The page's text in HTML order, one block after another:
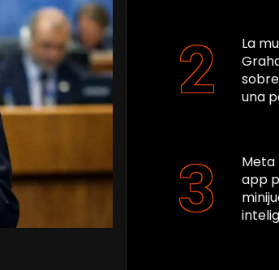
La
una
Meta
app